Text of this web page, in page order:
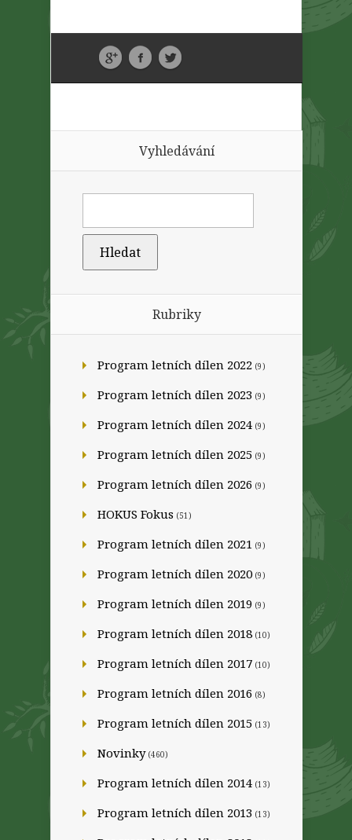
Vyhledávání
Rubriky
Program letních dílen 2022 (9)
Program letních dílen 2023 (9)
Program letních dílen 2024 (9)
Program letních dílen 2025 (9)
Program letních dílen 2026 (9)
HOKUS Fokus (51)
Program letních dílen 2021 (9)
Program letních dílen 2020 (9)
Program letních dílen 2019 (9)
Program letních dílen 2018 (10)
Program letních dílen 2017 (10)
Program letních dílen 2016 (8)
Program letních dílen 2015 (13)
Novinky(460)
Program letních dílen 2014 (13)
Program letních dílen 2013 (13)